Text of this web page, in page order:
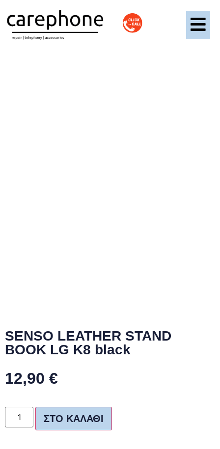
SENSO LEATHER STAND
BOOK LG K8 black
12,90 €
ΣΤΟ ΚΑΛΆΘΙ